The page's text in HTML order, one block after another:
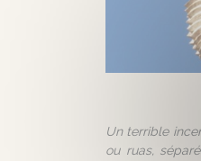
Un terrible
ou ruas,